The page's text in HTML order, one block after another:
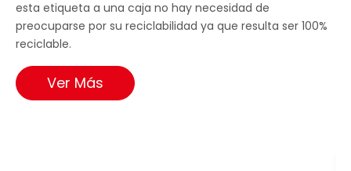
esta etiqueta a una caja no hay necesidad de
preocuparse por su reciclabilidad ya que resulta ser 100%
reciclable.
Ver Más